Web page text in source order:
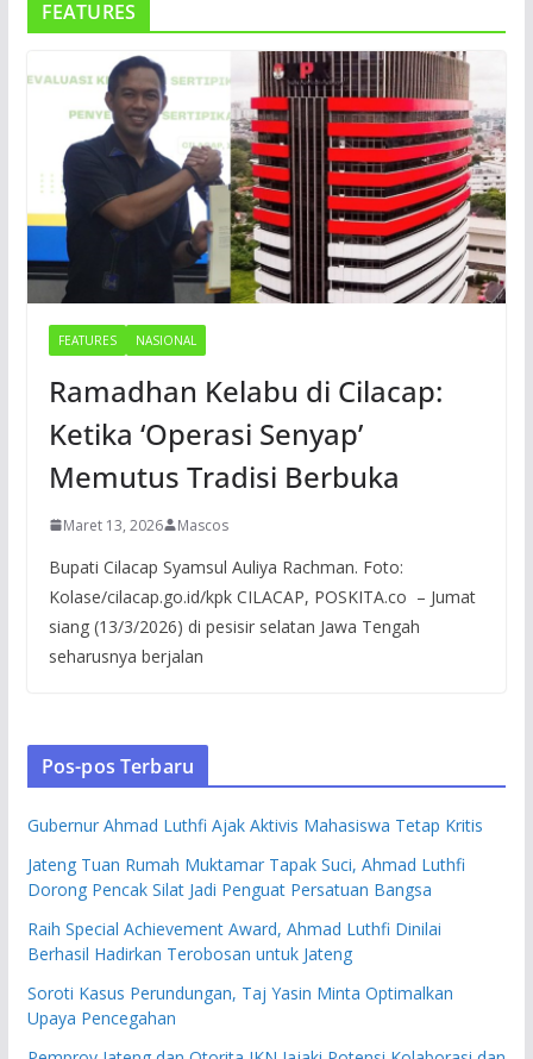
FEATURES
FEATURES NASIONAL
Ramadhan Kelabu di Cilacap:
Ketika ‘Operasi Senyap’
Memutus Tradisi Berbuka
Maret 13, 2026 Mascos
Bupati Cilacap Syamsul Auliya Rachman. Foto:
Kolase/cilacap.go.id/kpk CILACAP, POSKITA.co – Jumat
siang (13/3/2026) di pesisir selatan Jawa Tengah
seharusnya berjalan
Pos-pos Terbaru
Gubernur Ahmad Luthfi Ajak Aktivis Mahasiswa Tetap Kritis
Jateng Tuan Rumah Muktamar Tapak Suci, Ahmad Luthfi
Dorong Pencak Silat Jadi Penguat Persatuan Bangsa
Raih Special Achievement Award, Ahmad Luthfi Dinilai
Berhasil Hadirkan Terobosan untuk Jateng
Soroti Kasus Perundungan, Taj Yasin Minta Optimalkan
Upaya Pencegahan